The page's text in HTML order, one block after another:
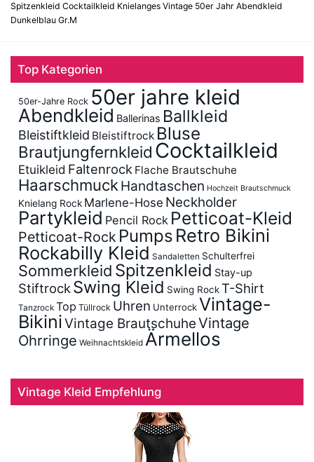
Spitzenkleid Cocktailkleid Knielanges Vintage 50er Jahr Abendkleid
Dunkelblau Gr.M
Top Kategorien
50er-Jahre Rock 50er jahre kleid
Abendkleid Ballerinas Ballkleid
Bleistiftkleid Bleistiftrock Bluse
Brautjungfernkleid Cocktailkleid
Etuikleid Faltenrock Flache Brautschuhe
Haarschmuck Handtaschen Hochzeit Brautschmuck
Knielang Rock Marlene-Hose Neckholder
Partykleid Pencil Rock Petticoat-Kleid
Petticoat-Rock Pumps Retro Bikini
Rockabilly Kleid Sandaletten Schulterfrei
Sommerkleid Spitzenkleid Stay-up
Stiftrock Swing Kleid Swing RockT-Shirt
Tanzrock Top Tüllrock Uhren UnterrockVintage-
BikiniVintage BrautschuheVintage
Ohrringe Weihnachtskleid Ärmellos
Vintage Kleid Empfehlung